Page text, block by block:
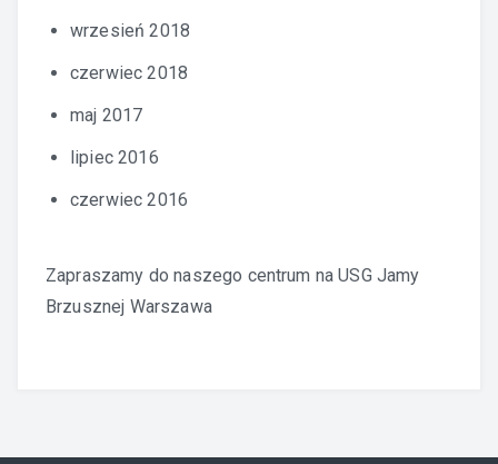
wrzesień 2018
czerwiec 2018
maj 2017
lipiec 2016
czerwiec 2016
Zapraszamy do naszego centrum naUSG Jamy
Brzusznej Warszawa